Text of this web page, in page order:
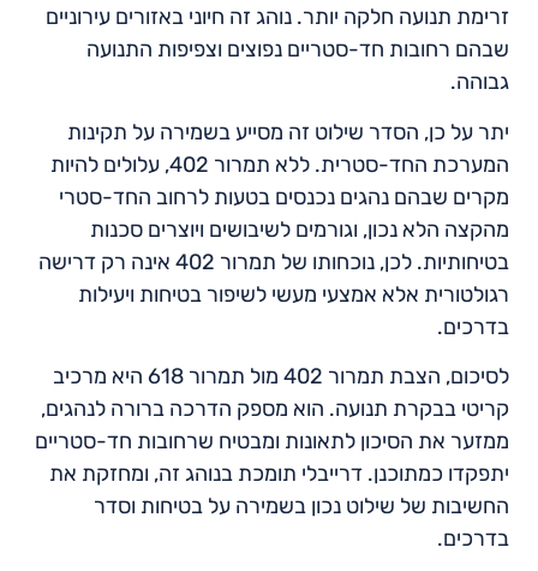
זרימת תנועה חלקה יותר. נוהג זה חיוני באזורים עירוניים
שבהם רחובות חד-סטריים נפוצים וצפיפות התנועה
גבוהה.
יתר על כן, הסדר שילוט זה מסייע בשמירה על תקינות
המערכת החד-סטרית. ללא תמרור 402, עלולים להיות
מקרים שבהם נהגים נכנסים בטעות לרחוב החד-סטרי
מהקצה הלא נכון, וגורמים לשיבושים ויוצרים סכנות
בטיחותיות. לכן, נוכחותו של תמרור 402 אינה רק דרישה
רגולטורית אלא אמצעי מעשי לשיפור בטיחות ויעילות
בדרכים.
לסיכום, הצבת תמרור 402 מול תמרור 618 היא מרכיב
קריטי בבקרת תנועה. הוא מספק הדרכה ברורה לנהגים,
ממזער את הסיכון לתאונות ומבטיח שרחובות חד-סטריים
יתפקדו כמתוכנן. דרייבלי תומכת בנוהג זה, ומחזקת את
החשיבות של שילוט נכון בשמירה על בטיחות וסדר
בדרכים.